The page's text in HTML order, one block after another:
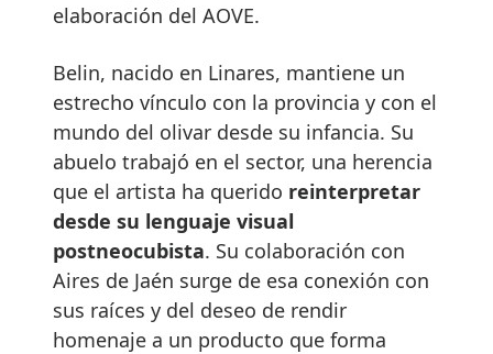
elaboración del AOVE.
Belin, nacido en Linares, mantiene un
estrecho vínculo con la provincia y con el
mundo del olivar desde su infancia. Su
abuelo trabajó en el sector, una herencia
que el artista ha querido reinterpretar
desde su lenguaje visual
postneocubista. Su colaboración con
Aires de Jaén surge de esa conexión con
sus raíces y del deseo de rendir
homenaje a un producto que forma